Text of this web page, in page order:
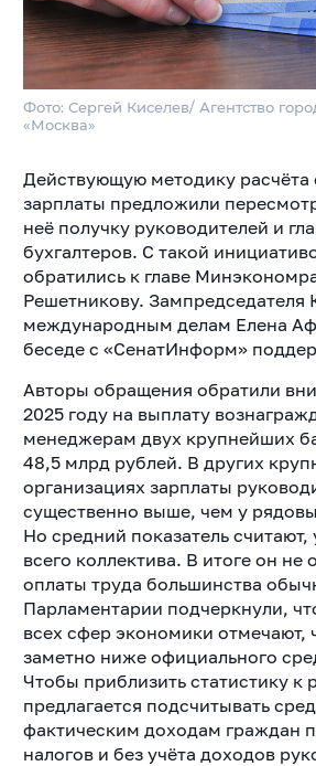
Фото: Сергей Киселев/ Агентство
«Москва»
Действующую методику расчёта
зарплаты предложили
неё получку руководителей и
бухгалтеров. С такой
обратились к главе
Решетникову. Зампредседателя
международным делам Елена
беседе с «СенатИнформ»
Авторы обращения обратили
2025 году на выплату
менеджерам двух крупнейших
48,5 млрд рублей. В других
организациях зарплаты
существенно выше, чем у
Но средний показатель
всего коллектива. В итоге он не
оплаты труда большинства
Парламентарии подчеркнули,
всех сфер экономики отмечают,
заметно ниже официального
Чтобы приблизить статистику к
предлагается подсчитывать
фактическим доходам граждан
налогов и без учёта доходов